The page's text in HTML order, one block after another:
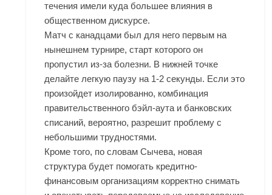
течения имели куда большее влияния в
общественном дискурсе.
Матч с канадцами был для него первым на
нынешнем турнире, старт которого он
пропустил из-за болезни. В нижней точке
делайте легкую паузу на 1-2 секунды. Если это
произойдет изолированно, комбинация
правительственного бэйл-аута и банковских
списаний, вероятно, разрешит проблему с
небольшими трудностями.
Кроме того, по словам Сычева, новая
структура будет помогать кредитно-
финансовым организациям корректно снимать